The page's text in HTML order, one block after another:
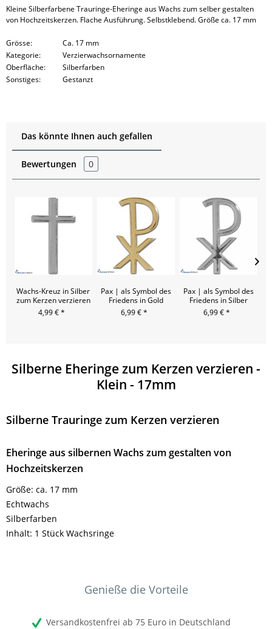
Kleine Silberfarbene Trauringe-Eheringe aus Wachs zum selber gestalten
von Hochzeitskerzen. Flache Ausführung. Selbstklebend. Größe ca. 17 mm
Grösse:
Ca. 17 mm
Kategorie:
Verzierwachsornamente
Oberfläche:
Silberfarben
Sonstiges:
Gestanzt
Das könnte Ihnen auch gefallen
Bewertungen 0
Wachs-Kreuz in Silber
zum Kerzen verzieren
4,99 € *
Pax | als Symbol des
Friedens in Gold
6,99 € *
Pax | als Symbol des
Friedens in Silber
6,99 € *
Silberne Eheringe zum Kerzen verzieren -
Klein - 17mm
Silberne Trauringe zum Kerzen verzieren
Eheringe aus silbernen Wachs zum gestalten von
Hochzeitskerzen
Größe: ca. 17 mm
Echtwachs
Silberfarben
Inhalt: 1 Stück Wachsringe
Genieße die Vorteile
Versandkostenfrei ab 75 Euro in Deutschland